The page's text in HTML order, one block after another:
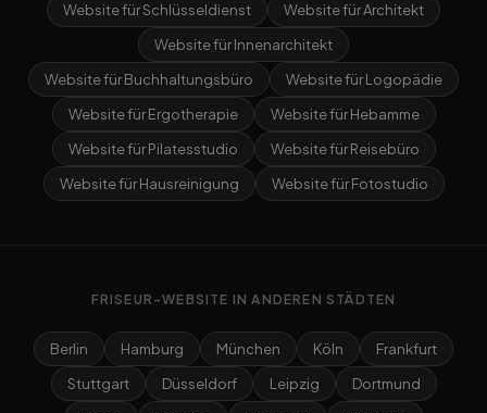
Website für Schlüsseldienst
Website für Architekt
Website für Innenarchitekt
Website für Buchhaltungsbüro
Website für Logopädie
Website für Ergotherapie
Website für Hebamme
Website für Pilatesstudio
Website für Reisebüro
Website für Hausreinigung
Website für Fotostudio
FRISEUR-WEBSITE IN ANDEREN STÄDTEN
Berlin Hamburg München Köln
Frankfurt
Stuttgart
Düsseldorf Leipzig
Dortmund